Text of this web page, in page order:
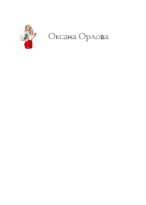
Оксана Орлова